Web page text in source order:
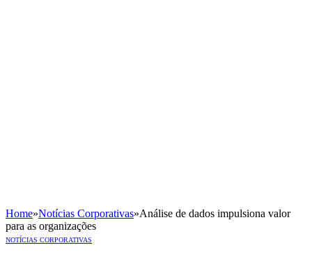
Home»Notícias Corporativas»Análise de dados impulsiona valor
para as organizações
NOTÍCIAS CORPORATIVAS